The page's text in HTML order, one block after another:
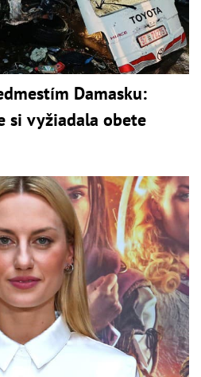
Damasku:
si vyžiadala obete